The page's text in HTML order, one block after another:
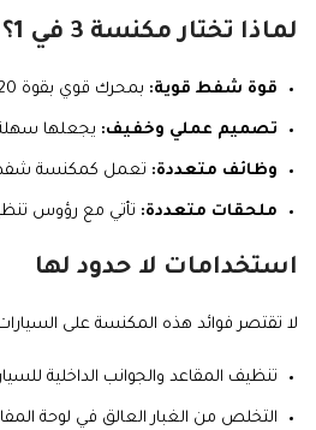
لماذا تختار مكنسة 3 في 1؟
قوة شفط قوية: بمحرك قوي بقوة 120 واط، يمكنك التخلص من الغبار، الشعر، الفتات، والحطام بكل سهولة.
تصميم عملي وخفيف: يجعلها سهلة
وظائف متعددة: تعمل كمكنسة شفط،
ملحقات متعددة: تأتي مع رؤوس
استخدامات لا حدود لها
لا تقتصر فوائد هذه المكنسة على
تنظيف المقاعد والجوانب الداخلية
التخلص من الغبار العالق في لوحة